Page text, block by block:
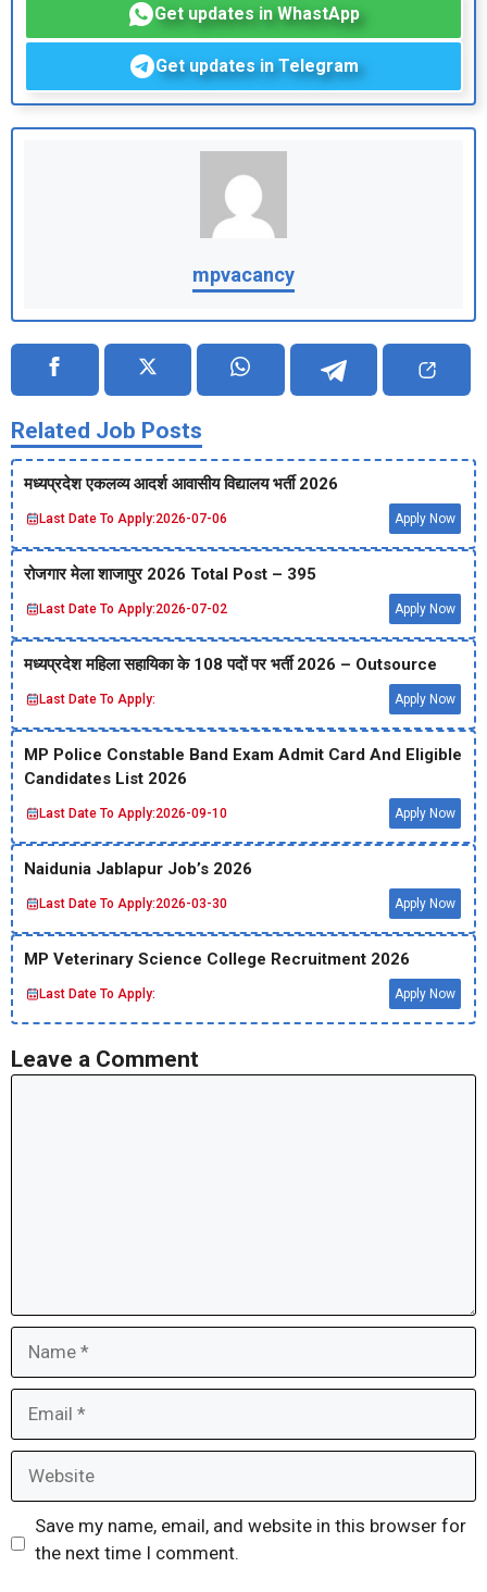
Get updates in WhastApp
Get updates in Telegram
mpvacancy
Related Job Posts
मध्‍यप्रदेश एकलव्‍य आदर्श आवासीय विद्यालय भर्ती 2026
Last Date To Apply:2026-07-06 Apply Now
रोजगार मेला शाजापुर 2026 Total Post – 395
Last Date To Apply:2026-07-02 Apply Now
मध्‍यप्रदेश महिला सहायिका के 108 पदों पर भर्ती 2026 – Outsource
Last Date To Apply: Apply Now
MP Police Constable Band Exam Admit Card And Eligible
Candidates List 2026
Last Date To Apply:2026-09-10 Apply Now
Naidunia Jablapur Job’s 2026
Last Date To Apply:2026-03-30 Apply Now
MP Veterinary Science College Recruitment 2026
Last Date To Apply: Apply Now
Leave a Comment
Save my name, email, and website in this browser for
the next time I comment.